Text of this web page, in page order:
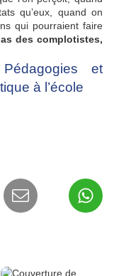
qu’eux, quand on
qui pourraient faire
des complotistes,
Pédagogies et
à l’école